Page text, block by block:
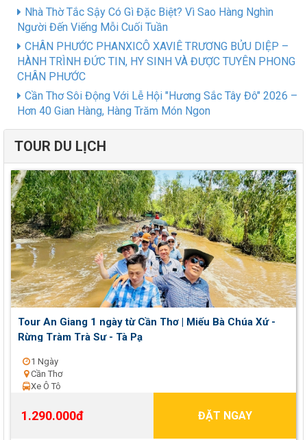
Nhà Thờ Tắc Sậy Có Gì Đặc Biệt? Vì Sao Hàng Nghìn
Người Đến Viếng Mỗi Cuối Tuần
CHÂN PHƯỚC PHANXICÔ XAVIÊ TRƯƠNG BỬU DIỆP –
HÀNH TRÌNH ĐỨC TIN, HY SINH VÀ ĐƯỢC TUYÊN PHONG
CHÂN PHƯỚC
Cần Thơ Sôi Động Với Lễ Hội "Hương Sắc Tây Đô" 2026 –
Hơn 40 Gian Hàng, Hàng Trăm Món Ngon
TOUR DU LỊCH
Tour An Giang 1 ngày từ Cần Thơ | Miếu Bà Chúa Xứ -
Rừng Tràm Trà Sư - Tà Pạ
1 Ngày
Cần Thơ
Xe Ô Tô
1.290.000đ ĐẶT NGAY